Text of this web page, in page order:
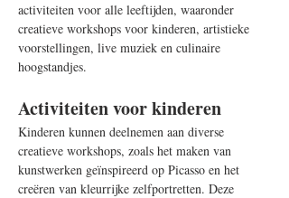
activiteiten voor alle leeftijden, waaronder
creatieve workshops voor kinderen, artistieke
voorstellingen, live muziek en culinaire
hoogstandjes.
Activiteiten voor kinderen
Kinderen kunnen deelnemen aan diverse
creatieve workshops, zoals het maken van
kunstwerken geïnspireerd op Picasso en het
creëren van kleurrijke zelfportretten. Deze